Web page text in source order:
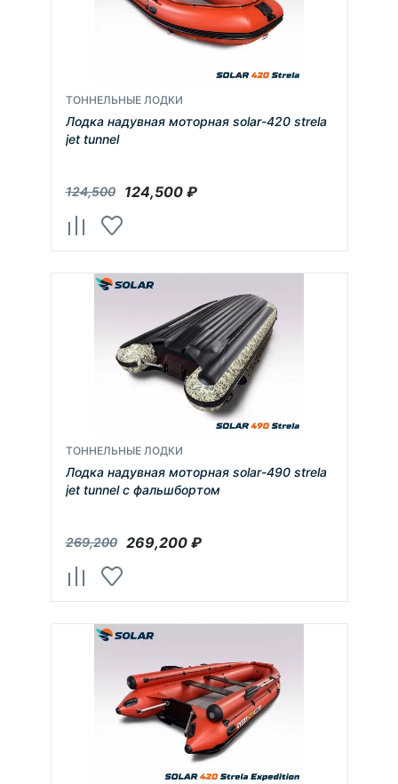
ТОННЕЛЬНЫЕ ЛОДКИ
Лодка надувная моторная solar-420 strela
jet tunnel
124,500 124,500₽
ТОННЕЛЬНЫЕ ЛОДКИ
Лодка надувная моторная solar-490 strela
jet tunnel с фальшбортом
269,200 269,200₽